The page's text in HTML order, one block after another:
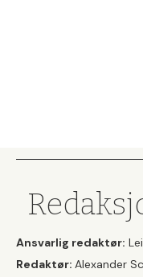
Ansvarlig redaktør:
Redaktør: Alexander